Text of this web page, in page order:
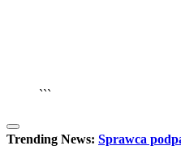
```
Trending News: Sprawca